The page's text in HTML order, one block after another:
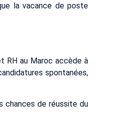
la vacance de poste
RH au Maroc accède à
spontanées,
chances de réussite du